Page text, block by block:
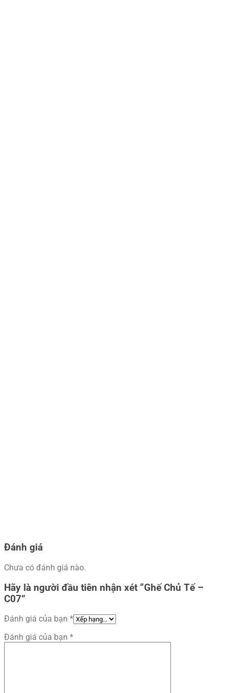
Đánh giá
Chưa có đánh giá nào.
Hãy là người đầu tiên nhận xét “Ghế Chủ Tế –
C07”
Đánh giá của bạn *
Đánh giá của bạn *